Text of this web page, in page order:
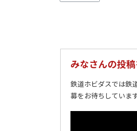
みなさんの投
鉄道ホビダスでは鉄
募をお待ちしていま